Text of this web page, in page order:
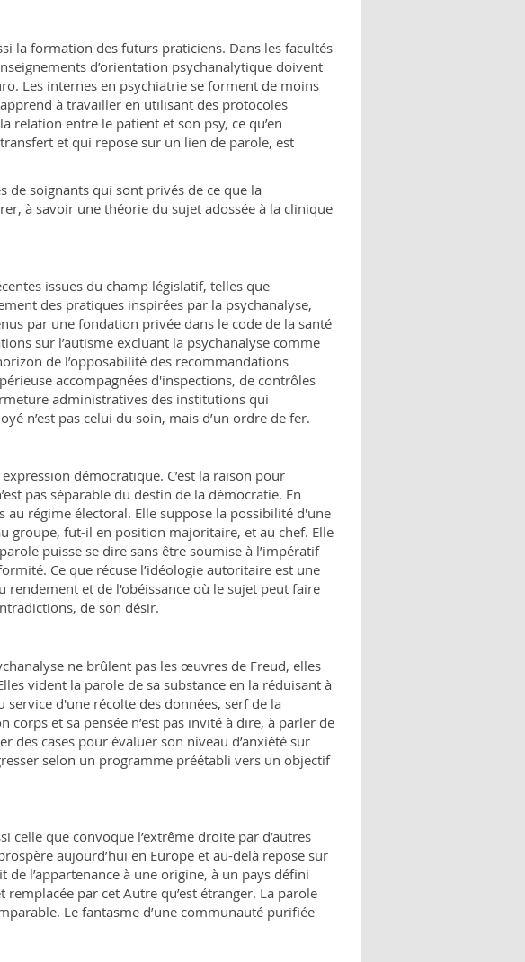
la formation des futurs praticiens. Dans les facultés
d’orientation psychanalytique doivent
. Les internes en psychiatrie se forment de moins
à travailler en utilisant des protocoles
relation entre le patient et son psy, ce qu’en
et qui repose sur un lien de parole, est
de soignants qui sont privés de ce que la
à savoir une théorie du sujet adossée à la clinique
issues du champ législatif, telles que
des pratiques inspirées par la psychanalyse,
par une fondation privée dans le code de la santé
sur l’autisme excluant la psychanalyse comme
de l’opposabilité des recommandations
accompagnées d'inspections, de contrôles
administratives des institutions qui
n’est pas celui du soin, mais d’un ordre de fer.
démocratique. C’est la raison pour
pas séparable du destin de la démocratie. En
au régime électoral. Elle suppose la possibilité d'une
groupe, fut-il en position majoritaire, et au chef. Elle
puisse se dire sans être soumise à l’impératif
Ce que récuse l’idéologie autoritaire est une
rendement et de l'obéissance où le sujet peut faire
de son désir.
ne brûlent pas les œuvres de Freud, elles
vident la parole de sa substance en la réduisant à
d'une récolte des données, serf de la
corps et sa pensée n’est pas invité à dire, à parler de
des cases pour évaluer son niveau d’anxiété sur
selon un programme préétabli vers un objectif
celle que convoque l’extrême droite par d’autres
aujourd’hui en Europe et au-delà repose sur
de l’appartenance à une origine, à un pays défini
par cet Autre qu’est étranger. La parole
Le fantasme d’une communauté purifiée